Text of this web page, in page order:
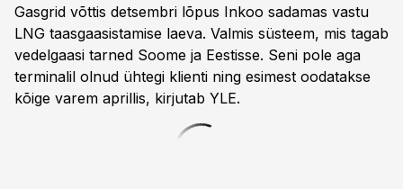
Gasgrid võttis detsembri lõpus Inkoo sadamas vastu
LNG taasgaasistamise laeva. Valmis süsteem, mis tagab
vedelgaasi tarned Soome ja Eestisse. Seni pole aga
terminalil olnud ühtegi klienti ning esimest oodatakse
kõige varem aprillis, kirjutab YLE.